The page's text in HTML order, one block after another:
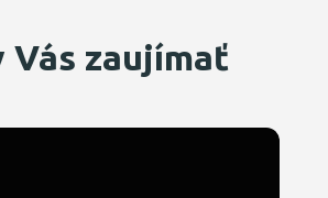
Vás zaujímať